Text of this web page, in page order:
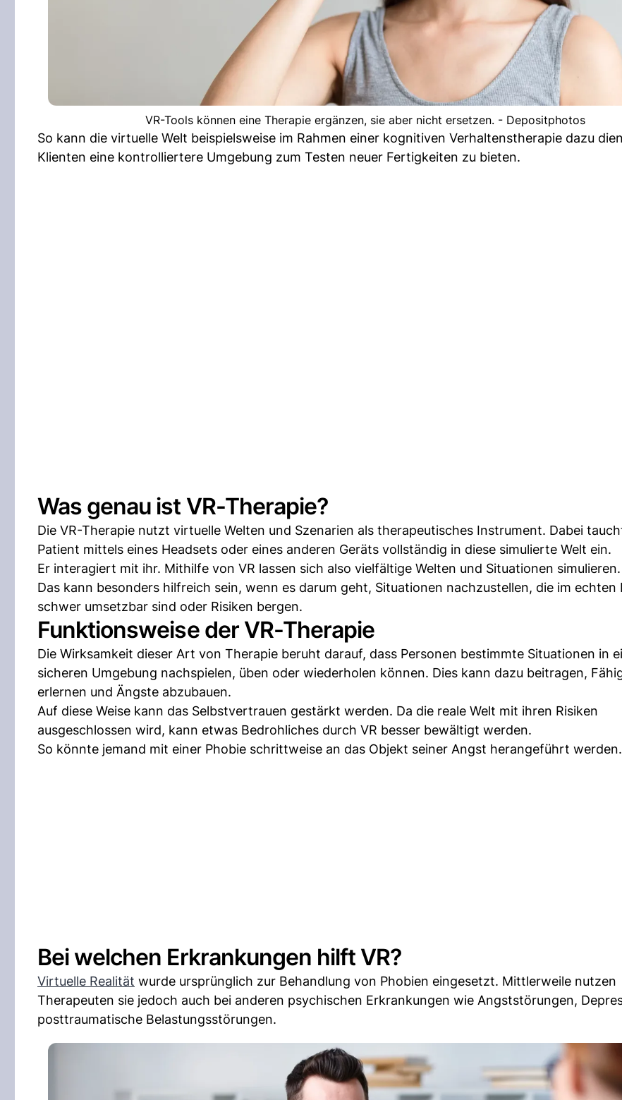
VR-Tools können eine Therapie ergänzen, sie aber nicht ersetzen. - Depositphotos
So kann die virtuelle Welt beispielsweise im Rahmen einer kognitiven Verhaltenstherapie dazu
Klienten eine kontrolliertere Umgebung zum Testen neuer Fertigkeiten zu bieten.
Was genau ist VR-Therapie?
Die VR-Therapie nutzt virtuelle Welten und Szenarien als therapeutisches Instrument. Dabei
Patient mittels eines Headsets oder eines anderen Geräts vollständig in diese simulierte Welt ein.
Er interagiert mit ihr. Mithilfe von VR lassen sich also vielfältige Welten und Situationen simulieren.
Das kann besonders hilfreich sein, wenn es darum geht, Situationen nachzustellen, die im echten
schwer umsetzbar sind oder Risiken bergen.
Funktionsweise der VR-Therapie
Die Wirksamkeit dieser Art von Therapie beruht darauf, dass Personen bestimmte Situationen in
sicheren Umgebung nachspielen, üben oder wiederholen können. Dies kann dazu beitragen,
erlernen und Ängste abzubauen.
Auf diese Weise kann das Selbstvertrauen gestärkt werden. Da die reale Welt mit ihren Risiken
ausgeschlossen wird, kann etwas Bedrohliches durch VR besser bewältigt werden.
So könnte jemand mit einer Phobie schrittweise an das Objekt seiner Angst herangeführt werden.
Bei welchen Erkrankungen hilft VR?
Virtuelle Realität wurde ursprünglich zur Behandlung von Phobien eingesetzt. Mittlerweile nutzen
Therapeuten sie jedoch auch bei anderen psychischen Erkrankungen wie Angststörungen,
posttraumatische Belastungsstörungen.